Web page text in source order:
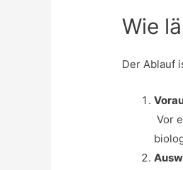
Wie
Der Ablauf
Vor